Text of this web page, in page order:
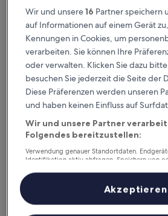
von
10,
Sehr
gut,
(630
Bewertungen)
8,2/10 Sehr gut (630 Bewertungen)
Novotel München City Arnulfpark
Wir und unsere16 Partner speichern
auf Informationen auf einem Gerät
Kennungen in Cookies, um
verarbeiten. Sie können Ihre
oder verwalten. Klicken Sie dazu
besuchen Sie jederzeit die Seite der
Diese Präferenzen werden unseren
und haben keinen Einfluss auf
Wir und unsere Partner
Folgendes bereitzustellen:
Verwendung genauer Standortdaten.
Identifikation aktiv abfragen. Speichern von
Inhalte, Messung von Werbeleistung und der
Zielgruppenforschung sowie Entwicklung und
Liste der Partner (Lieferanten)
Akzeptieren